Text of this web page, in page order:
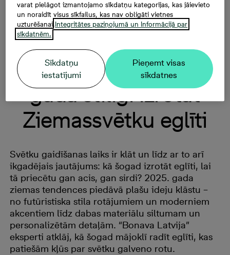
Minimālisms,
mežģīnes un dabas
akcenti jeb kā 2025.
gadā stilīgi izrotāt
Ziemassvētku eglīti
Svētku gaidīšanas laiks ir klāt un līdz ar to arī
ikgadējais jautājums: kā šogad izrotāt eglīti, lai
tā priecētu gan acis, gan sirdi? 2025. gada
ziemas tendences piedāvā plašu ideju klāstu –
no futūristiska stila rotājumiem un moderniem
akcentiem līdz dabas materiālu siltumam un
personalizētām detaļām. “Bonava Latvija”
eksperti atklāj, kā šogad mājoklī radīt eglīti, kas
patiešām kļūs par svētku galveno rotu.
varat pielāgot izmantojamo sīkdatņu kategorijas, kas jāievieto
un noraidīt visus sīkfailus, kas nav obligāti vietnes
uzturēšanai.Integritātes paziņojumā un Informācijā par
sīkdatnēm.
Sīkdatņu
iestatījumi
Pieņemt visas
sīkdatnes